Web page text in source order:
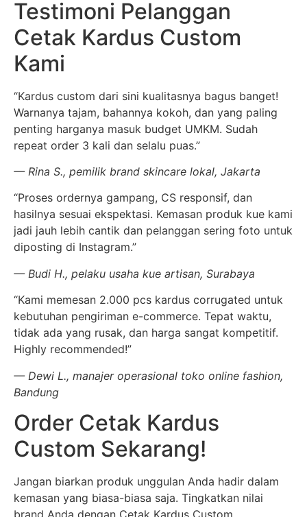
Testimoni Pelanggan
Cetak Kardus Custom
Kami
“Kardus custom dari sini kualitasnya bagus banget!
Warnanya tajam, bahannya kokoh, dan yang paling
penting harganya masuk budget UMKM. Sudah
repeat order 3 kali dan selalu puas.”
— Rina S., pemilik brand skincare lokal, Jakarta
“Proses ordernya gampang, CS responsif, dan
hasilnya sesuai ekspektasi. Kemasan produk kue kami
jadi jauh lebih cantik dan pelanggan sering foto untuk
diposting di Instagram.”
— Budi H., pelaku usaha kue artisan, Surabaya
“Kami memesan 2.000 pcs kardus corrugated untuk
kebutuhan pengiriman e-commerce. Tepat waktu,
tidak ada yang rusak, dan harga sangat kompetitif.
Highly recommended!”
— Dewi L., manajer operasional toko online fashion,
Bandung
Order Cetak Kardus
Custom Sekarang!
Jangan biarkan produk unggulan Anda hadir dalam
kemasan yang biasa-biasa saja. Tingkatkan nilai
brand Anda dengan Cetak Kardus Custom